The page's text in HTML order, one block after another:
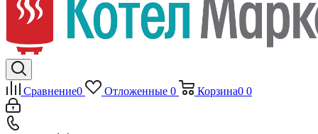
Сравнение0 Отложенные 0 Корзина0 0